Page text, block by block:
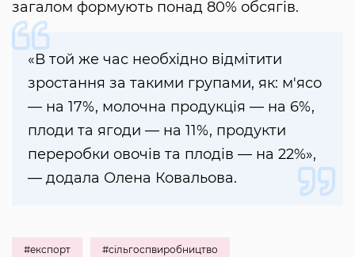
загалом формують понад 80% обсягів.
«В той же час необхідно відмітити
зростання за такими групами, як: м'ясо
— на 17%, молочна продукція — на 6%,
плоди та ягоди — на 11%, продукти
переробки овочів та плодів — на 22%»,
— додала Олена Ковальова.
#експорт #сільгоспвиробництво